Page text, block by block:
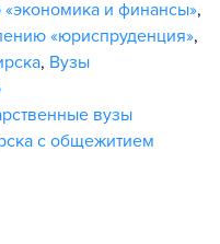
и финансы»,
«юриспруденция»,
, Вузы
вузы
с общежитием